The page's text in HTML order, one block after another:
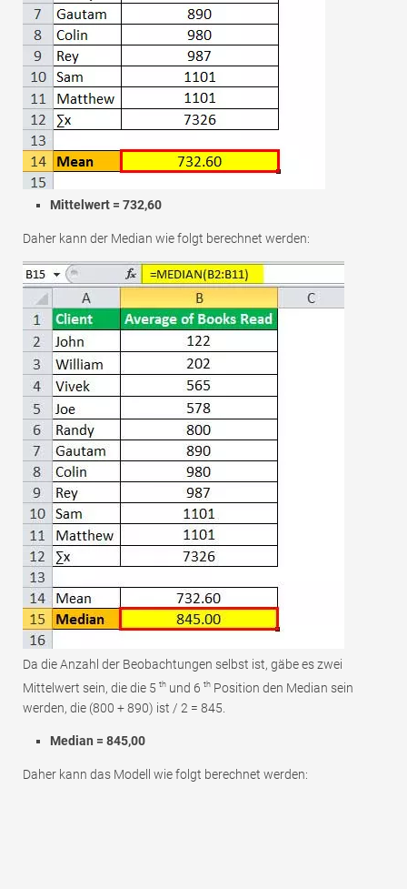
Mittelwert = 732,60
Daher kann der Median wie folgt berechnet werden:
Da die Anzahl der Beobachtungen selbst ist, gäbe es zwei
Mittelwert sein, die die 5 th und 6 th Position den Median sein
werden, die (800 + 890) ist / 2 = 845.
Median = 845,00
Daher kann das Modell wie folgt berechnet werden: